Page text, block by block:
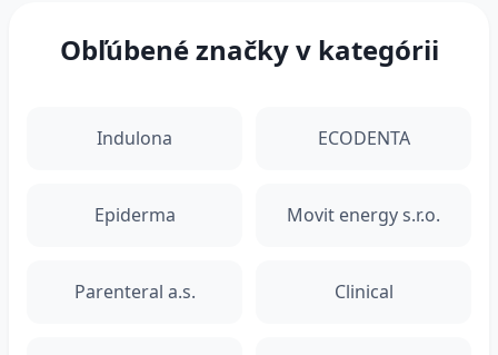
Obľúbené značky v kategórii
Indulona ECODENTA
Epiderma Movit energy s.r.o.
Parenteral a.s. Clinical